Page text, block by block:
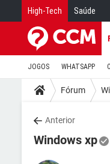
High-Tech Saúde
JOGOS WHATSAPP
Fórum
Anterior
Windows xp